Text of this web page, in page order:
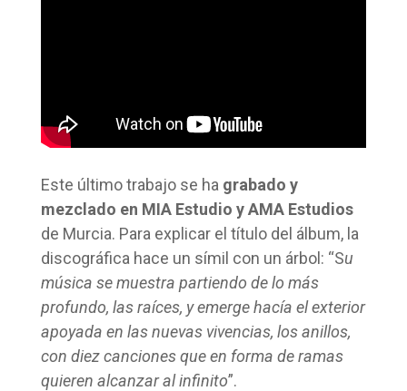
Este último trabajo se ha grabado y
mezclado en MIA Estudio y AMA Estudios
de Murcia. Para explicar el título del álbum, la
discográfica hace un símil con un árbol: “Su
música se muestra partiendo de lo más
profundo, las raíces, y emerge hacía el exterior
apoyada en las nuevas vivencias, los anillos,
con diez canciones que en forma de ramas
quieren alcanzar al infinito”.